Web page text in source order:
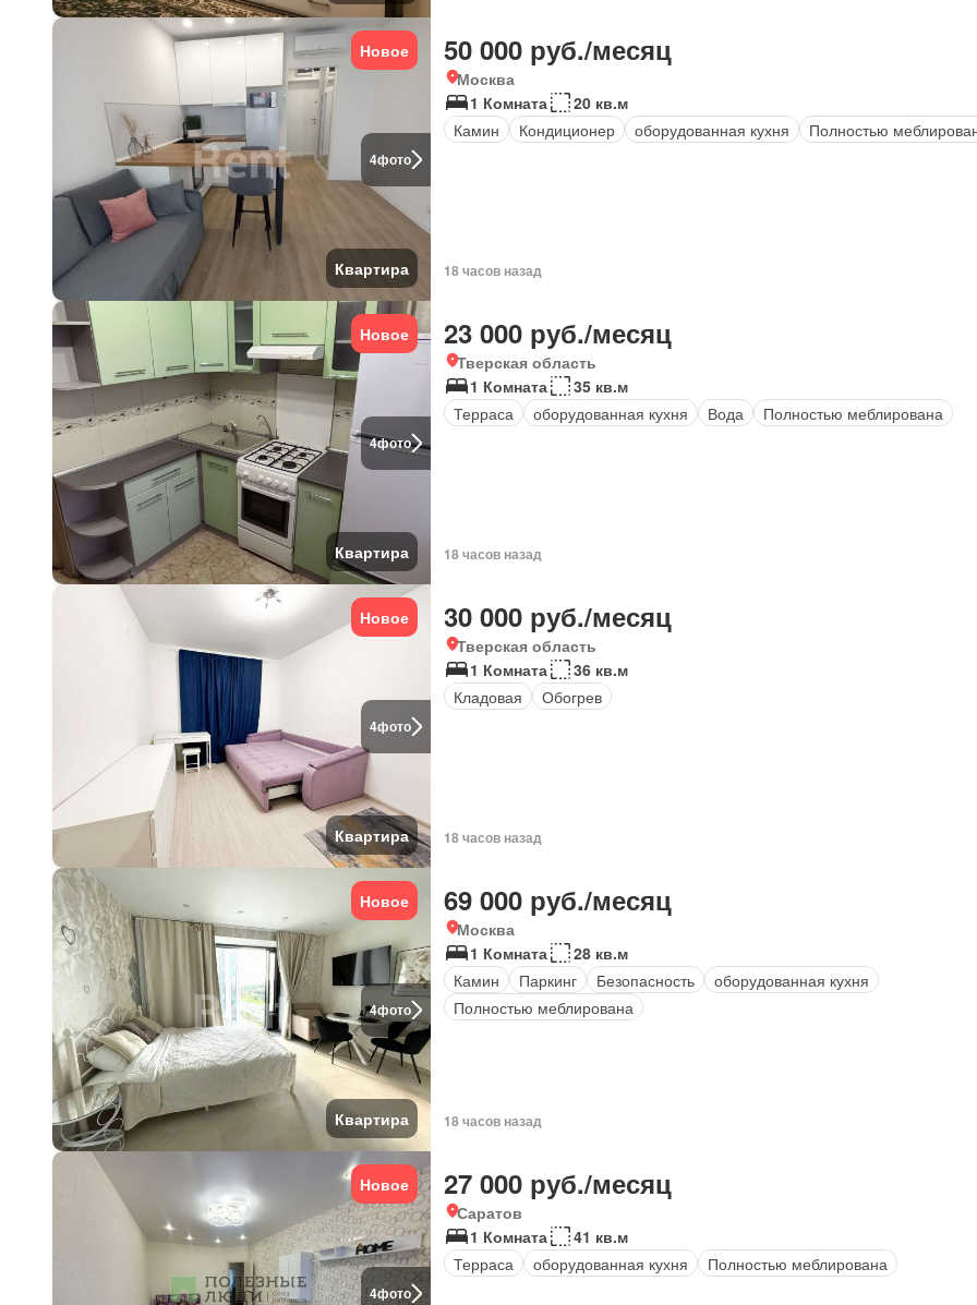
4фото
Новое
Квартира
50 000 руб./месяц
Москва
1 Комната
20 кв.м
Камин
Кондиционер оборудованная кухня Полностью
18 часов назад
4фото
Новое
Квартира
23 000 руб./месяц
Тверская область
1 Комната
35 кв.м
Терраса
оборудованная кухня Вода Полностью меблирована
18 часов назад
4фото
Новое
Квартира
30 000 руб./месяц
Тверская область
1 Комната
36 кв.м
Кладовая
Обогрев
18 часов назад
4фото
Новое
Квартира
69 000 руб./месяц
Москва
1 Комната
28 кв.м
Камин
Паркинг Безопасность
оборудованная кухня
Полностью меблирована
18 часов назад
4фото
Новое 27 000 руб./месяц
Саратов
1 Комната
41 кв.м
Терраса
оборудованная кухня Полностью меблирована